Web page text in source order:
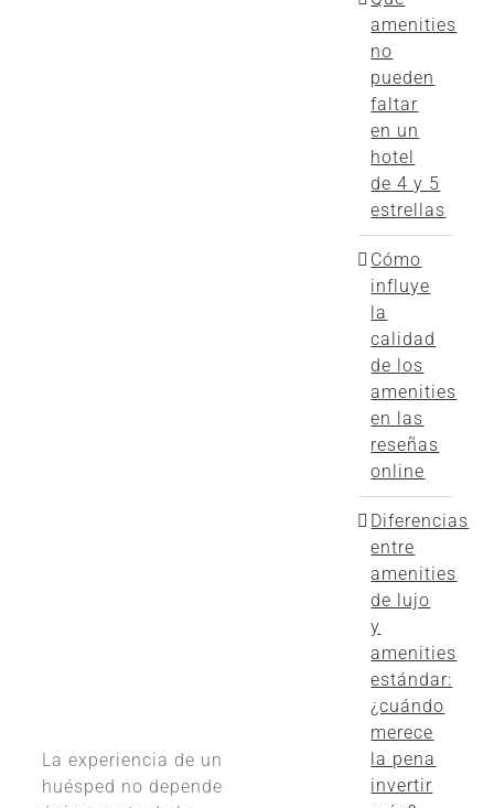
La experiencia de un
huésped no depende
amenities
no
pueden
faltar
en un
hotel
de 4 y 5
estrellas
Cómo
influye
la
calidad
de los
amenities
en las
reseñas
online
Diferencias
entre
amenities
de lujo
y
amenities
estándar:
¿cuándo
merece
la pena
invertir